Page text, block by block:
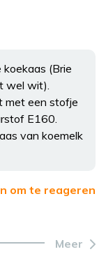
(Brie
wel wit).
met een stofje
E160.
van koemelk
om te reageren
Meer